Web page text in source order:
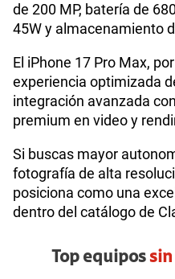
de 200 MP, batería de
45W y almacenamiento
El iPhone 17 Pro Max,
experiencia optimizada
integración avanzada
premium en video y
Si buscas mayor
fotografía de alta
posiciona como una
dentro del catálogo de
Top equipos